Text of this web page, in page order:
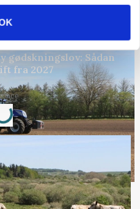
gødskningslov: Sådan
fra 2027